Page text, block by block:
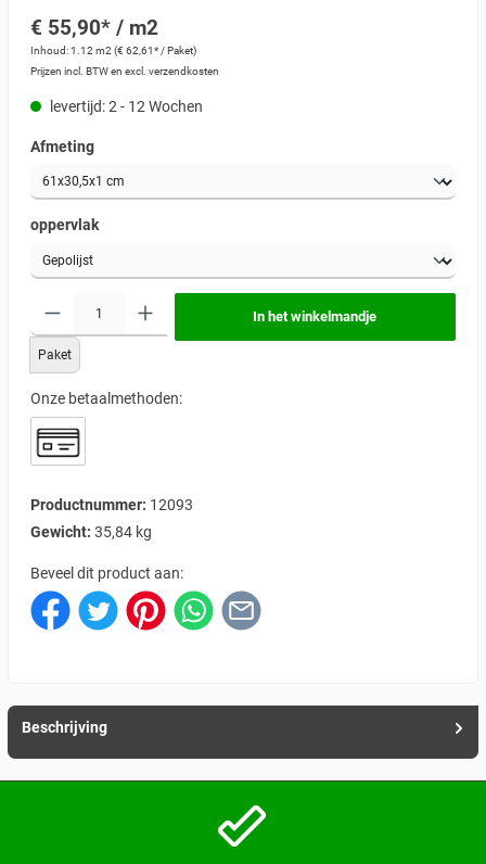
€ 55,90* / m2
Inhoud:1.12 m2 (€ 62,61* / Paket)
Prijzen incl. BTW en excl. verzendkosten
levertijd: 2 - 12 Wochen
Afmeting
oppervlak
Paket
In het winkelmandje
Onze betaalmethoden:
Productnummer: 12093
Gewicht: 35,84 kg
Beveel dit product aan:
Beschrijving